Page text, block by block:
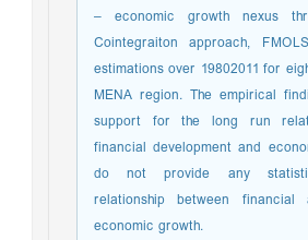
– economic growth nexus
Cointegraiton approach,
estimations over 19802011 for
MENA region. The empirical
support for the long run
financial development and
do not provide any
relationship between financial
economic growth.